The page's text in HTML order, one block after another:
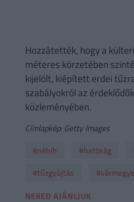
Hozzátették, hogy a
méteres körzetében
kijelölt, kiépített erdei
szabályokról az
közleményében.
Címlapkép: Getty Images
#nébih
#hatóság
#tűzgyújtás
#vármegye
NEKED AJÁNLJUK